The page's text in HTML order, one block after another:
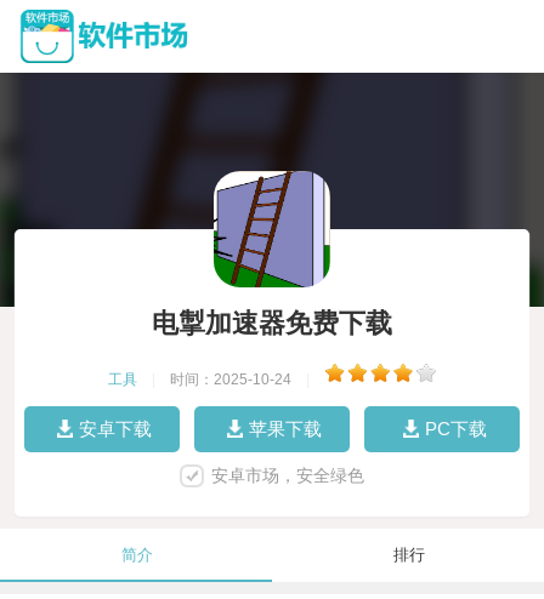
电掣加速器免费下载
工具 时间：2025-10-24
安卓下载 苹果下载 PC下载
安卓市场，安全绿色
简介 排行